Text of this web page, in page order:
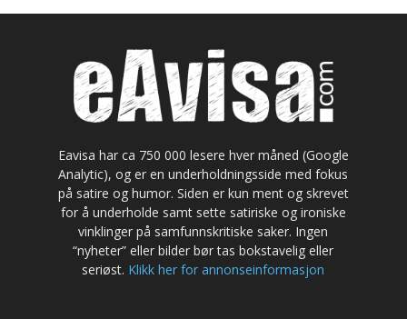
Eavisa har ca 750 000 lesere hver måned (Google
Analytic), og er en underholdningsside med fokus
på satire og humor. Siden er kun ment og skrevet
for å underholde samt sette satiriske og ironiske
vinklinger på samfunnskritiske saker. Ingen
“nyheter” eller bilder bør tas bokstavelig eller
seriøst. Klikk her for annonseinformasjon